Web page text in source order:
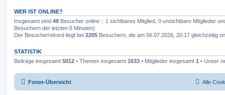
WER IST ONLINE?
Insgesamt sind 48 Besucher online :: 1 sichtbares Mitglied, 0 unsichtbare Mitglieder
Besuchern der letzten 5 Minuten)
Der Besucherrekord liegt bei 2205 Besuchern, die am 06.07.2026, 20:17 gleichzeitig
STATISTIK
Beiträge insgesamt 5012 • Themen insgesamt 1633 • Mitglieder insgesamt 1 • Unser
Foren-Übersicht Alle